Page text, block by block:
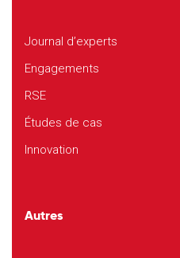
Journal d’experts
Engagements
RSE
Études de cas
Innovation
Autres